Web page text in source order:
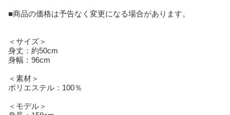
■商品の価格は予告なく変更になる場合があります。
＜サイズ＞
身丈：約50cm
身幅：96cm
＜素材＞
ポリエステル：100％
＜モデル＞